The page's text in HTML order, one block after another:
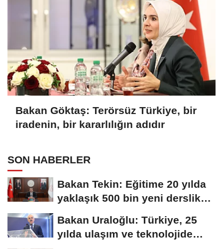
Bakan Göktaş: Terörsüz Türkiye, bir
iradenin, bir kararlılığın adıdır
SON HABERLER
Bakan Tekin: Eğitime 20 yılda
yaklaşık 500 bin yeni derslik
Bakan Uraloğlu: Türkiye, 25
yılda ulaşım ve teknolojide